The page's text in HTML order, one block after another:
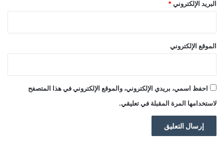
البريد الإلكتروني *
الموقع الإلكتروني
احفظ اسمي، بريدي الإلكتروني، والموقع الإلكتروني في هذا المتصفح
لاستخدامها المرة المقبلة في تعليقي.